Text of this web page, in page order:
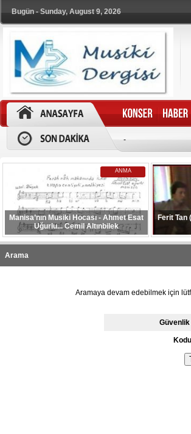
Bugün - Sunday, August 9, 2026
-
ANMA
Manisa’nın Musiki Hocası - Ahmet Esat
Uğurlu... Cemil Altınbilek
Ferit Tan
Arama
Aramaya devam edebilmek için
Güvenlik